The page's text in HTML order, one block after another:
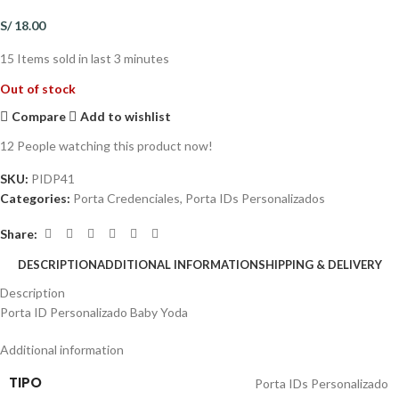
S/18.00
15 Items sold in last 3 minutes
Out of stock
Compare
Add to wishlist
12 People watching this product now!
SKU: PIDP41
Categories: Porta Credenciales, Porta IDs Personalizados
Share:
DESCRIPTIONADDITIONAL INFORMATIONSHIPPING & DELIVERY
Description
Porta ID Personalizado Baby Yoda
Additional information
TIPO Porta IDs Personalizado